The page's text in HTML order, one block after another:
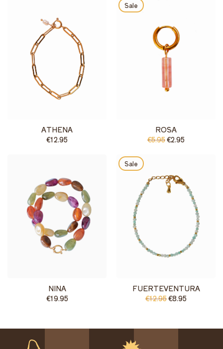
ATHENA
€12.95
Sale
ROSA
€5.95€2.95
NINA
€19.95
Sale
FUERTEVENTURA
€12.95€8.95